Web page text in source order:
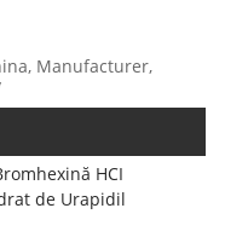
Manufacturer,
HCI
de Urapidil